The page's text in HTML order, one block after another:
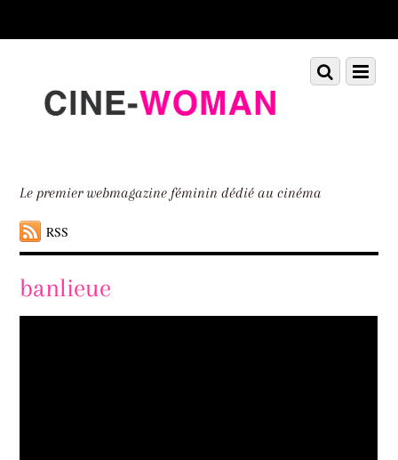
down
Le premier webmagazine féminin dédié au cinéma
RSS
Menu
Scroll
down
banlieue